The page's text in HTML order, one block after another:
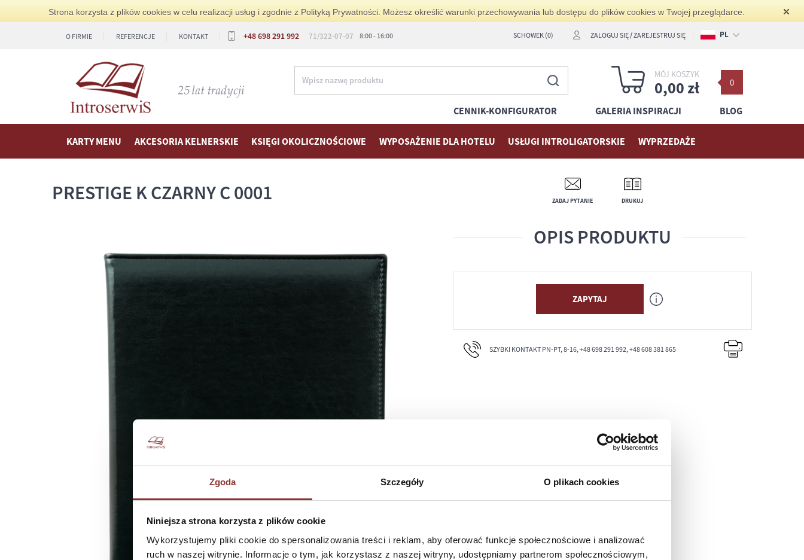
Zgoda Szczegóły O plikach cookies
Niniejsza strona korzysta z plików cookie
Wykorzystujemy pliki cookie do spersonalizowania treści i reklam, aby oferować funkcje społecznościowe i analizować
ruch w naszej witrynie. Informacje o tym, jak korzystasz z naszej witryny, udostępniamy partnerom społecznościowym,
Strona korzysta z plików cookies w celu realizacji usług i zgodnie z Polityką Prywatności. Możesz określić warunki przechowywania lub dostępu do plików cookies w Twojej przeglądarce.
O FIRMIE REFERENCJE KONTAKT +48 698 291 992 71/322-07-07 8:00 - 16:00 SCHOWEK (0) ZALOGUJ SIĘ/ZAREJESTRUJ SIĘ PL
DE
CENNIK-KONFIGURATOR GALERIA INSPIRACJI BLOG
0
MÓJ KOSZYK
0,00 zł
KARTY MENU AKCESORIA KELNERSKIE KSIĘGI OKOLICZNOŚCIOWE WYPOSAŻENIE DLA HOTELU USŁUGI INTROLIGATORSKIE WYPRZEDAŻE
PRESTIGE K CZARNY C 0001 ZADAJ PYTANIE DRUKUJ
OPIS PRODUKTU
ZAPYTAJ
SZYBKI KONTAKT PN-PT, 8-16, +48 698 291 992, +48 608 381 865